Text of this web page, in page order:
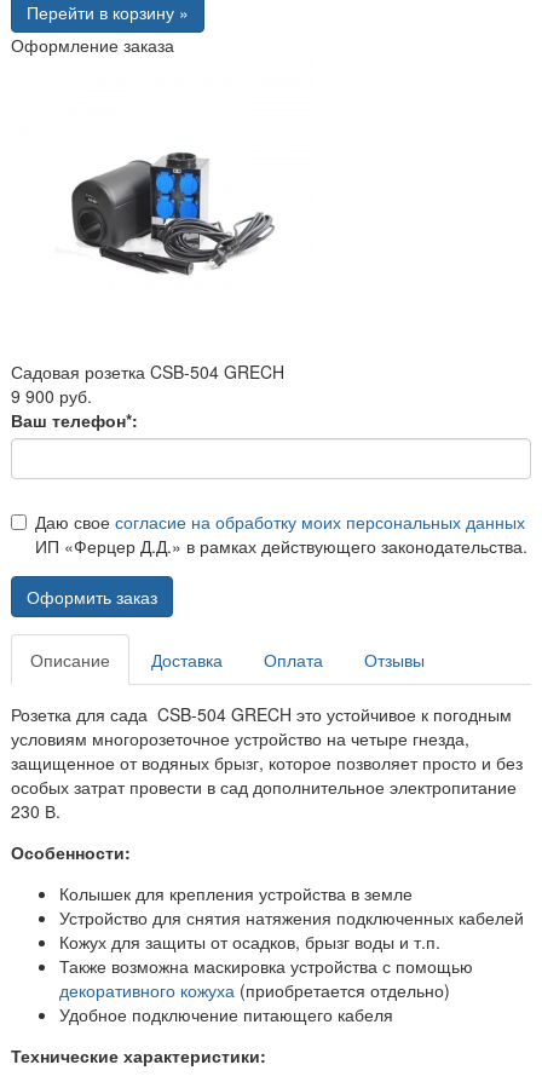
Перейти в корзину »
Оформление заказа
Садовая розетка CSB-504 GRECH
9 900 руб.
Ваш телефон*:
Даю свое согласие на обработку моих персональных данных
ИП «Ферцер Д.Д.» в рамках действующего законодательства.
Оформить заказ
Описание Доставка Оплата Отзывы
Розетка для сада CSB-504 GRECH это устойчивое к погодным
условиям многорозеточное устройство на четыре гнезда,
защищенное от водяных брызг, которое позволяет просто и без
особых затрат провести в сад дополнительное электропитание
230 В.
Особенности:
Колышек для крепления устройства в земле
Устройство для снятия натяжения подключенных кабелей
Кожух для защиты от осадков, брызг воды и т.п.
Также возможна маскировка устройства с помощью
декоративного кожуха (приобретается отдельно)
Удобное подключение питающего кабеля
Технические характеристики: